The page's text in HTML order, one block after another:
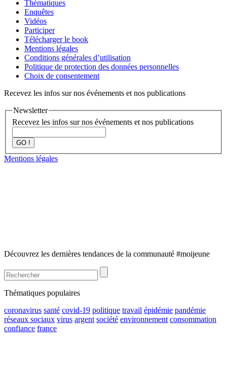
Thématiques
Enquêtes
Vidéos
Participer
Télécharger le book
Mentions légales
Conditions générales d’utilisation
Politique de protection des données personnelles
Choix de consentement
Recevez les infos sur nos événements et nos publications
Newsletter
Recevez les infos sur nos événements et nos publications
GO !
Mentions légales
Découvrez les dernières tendances de la communauté #moijeune
Thématiques populaires
coronavirus santé covid-19 politique travail épidémie pandémie
réseaux sociaux virus argent société environnement consommation
confiance france